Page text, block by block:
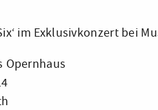
im Exklusivkonzert bei
Opernhaus